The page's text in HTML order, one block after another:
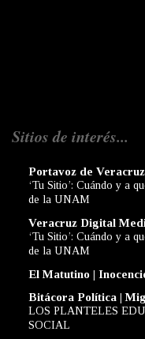
Sitios de interés...
Portavoz de
‘Tu Sitio’: Cuándo y a
de la UNAM
Veracruz Digital
‘Tu Sitio’: Cuándo y a
de la UNAM
El Matutino |
Bitácora Política |
LOS PLANTELES
SOCIAL